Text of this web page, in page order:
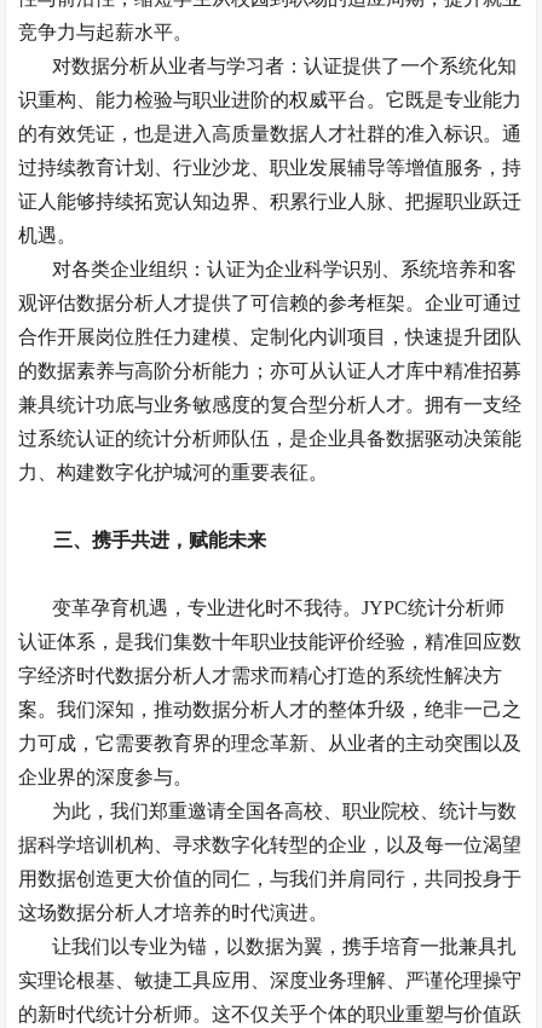
竞争力与起薪水平。
对数据分析从业者与学习者：认证提供了一个系统化知
识重构、能力检验与职业进阶的权威平台。它既是专业能力
的有效凭证，也是进入高质量数据人才社群的准入标识。通
过持续教育计划、行业沙龙、职业发展辅导等增值服务，持
证人能够持续拓宽认知边界、积累行业人脉、把握职业跃迁
机遇。
对各类企业组织：认证为企业科学识别、系统培养和客
观评估数据分析人才提供了可信赖的参考框架。企业可通过
合作开展岗位胜任力建模、定制化内训项目，快速提升团队
的数据素养与高阶分析能力；亦可从认证人才库中精准招募
兼具统计功底与业务敏感度的复合型分析人才。拥有一支经
过系统认证的统计分析师队伍，是企业具备数据驱动决策能
力、构建数字化护城河的重要表征。
三、携手共进，赋能未来
变革孕育机遇，专业进化时不我待。JYPC统计分析师
认证体系，是我们集数十年职业技能评价经验，精准回应数
字经济时代数据分析人才需求而精心打造的系统性解决方
案。我们深知，推动数据分析人才的整体升级，绝非一己之
力可成，它需要教育界的理念革新、从业者的主动突围以及
企业界的深度参与。
为此，我们郑重邀请全国各高校、职业院校、统计与数
据科学培训机构、寻求数字化转型的企业，以及每一位渴望
用数据创造更大价值的同仁，与我们并肩同行，共同投身于
这场数据分析人才培养的时代演进。
让我们以专业为锚，以数据为翼，携手培育一批兼具扎
实理论根基、敏捷工具应用、深度业务理解、严谨伦理操守
的新时代统计分析师。这不仅关乎个体的职业重塑与价值跃